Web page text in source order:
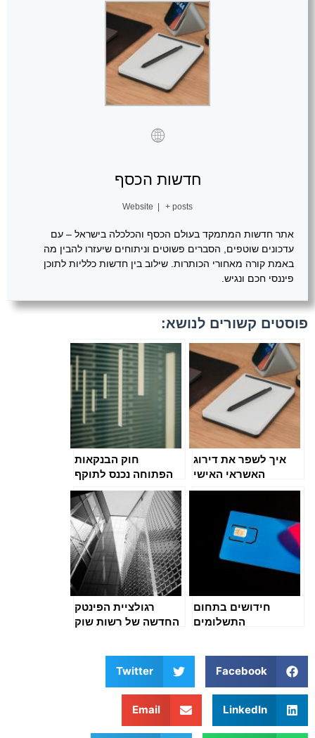
חדשות הכסף
Website | + posts
אתר חדשות המתמקד בעולם הכסף והכלכלה בישראל – עם
עדכונים שוטפים, הסברים פשוטים וניתוחים שיעזרו להבין מה
באמת קורה מאחורי הכותרות. שילוב בין חדשות כלליות לתוכן
פיננסי חכם ונגיש.
פוסטים קשורים לנושא:
איך לשפר את דירוג
האשראי האישי
בגירסת 2025 – טיפים
חוק הבנקאות
הפתוחה נכנס לתוקף
– יתרונות לצרכן
חידושים בתחום
התשלומים
רגולציית הפינטק
החדשה של רשות שוק
Facebook
Twitter
LinkedIn
Email